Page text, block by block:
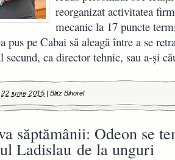
reorganizat activitatea
mecanic la 17 puncte
pe Cabai să aleagă între a se
secund, ca director tehnic, sau a-şi
22 iunie 2015 |Blitz Bihorel
săptămânii: Odeon se
Ladislau de la unguri